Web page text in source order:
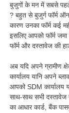
बुजुगों के मन में सबसे पहले
? बहुत से बुजुर्ग फॉर्म
कारण उनका फॉर्म कई
इसलिए आपको फॉर्म
फॉर्म और दस्तावेज की
अब यदि अपने ग्रामीण
कार्यालय यानि अपने
आपको SDM कार्यालय
साथ-साथ सभी
का आधार कार्ड, बैंक